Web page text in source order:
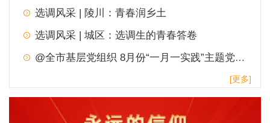
选调风采 | 陵川：青春润乡土
选调风采 | 城区：选调生的青春答卷
@全市基层党组织 8月份“一月一实践”主题党日，请查收！
[更多]